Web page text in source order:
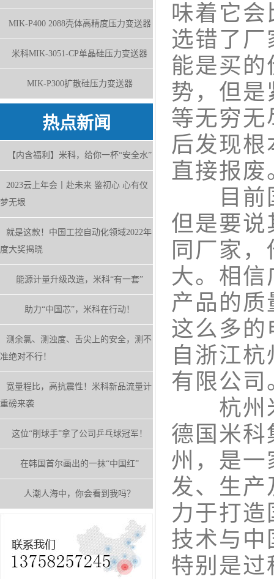
MIK-P400 2088壳体高精度压力变送器
米科MIK-3051-CP单晶硅压力变送器
MIK-P300扩散硅压力变送器
热点新闻
【内含福利】米科，给你一杯“安全水”
2023云上年会丨赴未来 鉴初心 心有仪
梦无垠
就是这款！中国工控自动化领域2022年
度大奖揭晓
能源计量升级改造，米科“有一套”
助力“中国芯”，米科在行动！
测余氯、测浊度、舌尖上的安全，测不
准绝对不行！
宽量程比，高抗震性！米科新品流量计
重磅来袭
这位“削球手”拿了公司乒乓球冠军！
在韩国首尔画出的一抹“中国红”
人潮人海中，你会看到我吗？
味着它
选错了
能是买
势，但
等无穷无
后发现
直接报废
目前国
但是要说
同厂家
大。相
产品的
这么多的
自浙江
有限公司
杭州米
德国米科
州，是一
发、生产
力于打
技术与中
特别是过